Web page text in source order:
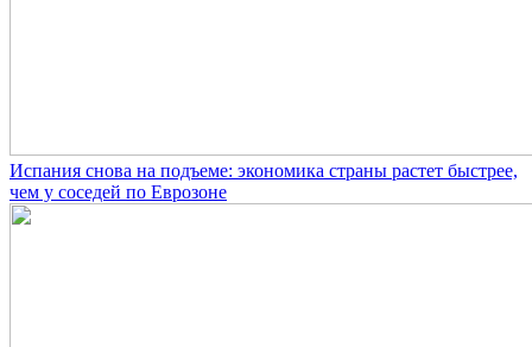
Испания снова на подъеме: экономика страны растет быстрее,
чем у соседей по Еврозоне